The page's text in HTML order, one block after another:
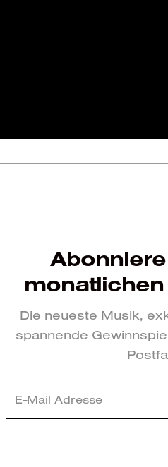
Die neueste Musik,
spannende